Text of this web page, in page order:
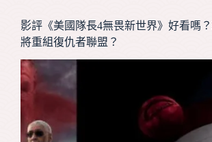
影評《美國隊長4無畏新世界》好看嗎
將重組復仇者聯盟？